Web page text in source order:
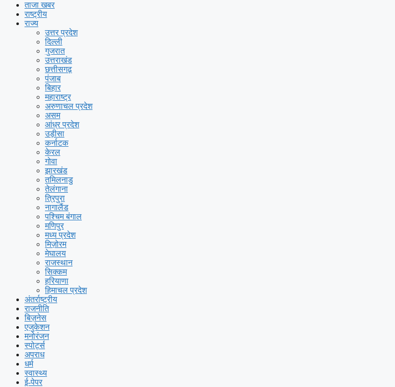
ताजा खबर
राष्ट्रीय
राज्य
उत्तर प्रदेश
दिल्ली
गुजरात
उत्तराखंड
छत्तीसगढ़
पंजाब
बिहार
महाराष्ट्र
अरुणाचल प्रदेश
असम
आंध्र प्रदेश
उड़ीसा
कर्नाटक
केरल
गोवा
झारखंड
तमिलनाडु
तेलंगाना
त्रिपुरा
नागालैंड
पश्चिम बंगाल
मणिपुर
मध्य प्रदेश
मिज़ोरम
मेघालय
राजस्थान
सिक्कम
हरियाणा
हिमाचल प्रदेश
अंतर्राष्ट्रीय
राजनीति
बिज़नेस
एजुकेशन
मनोरंजन
स्पोर्ट्स
अपराध
धर्म
स्वास्थ्य
ई-पेपर